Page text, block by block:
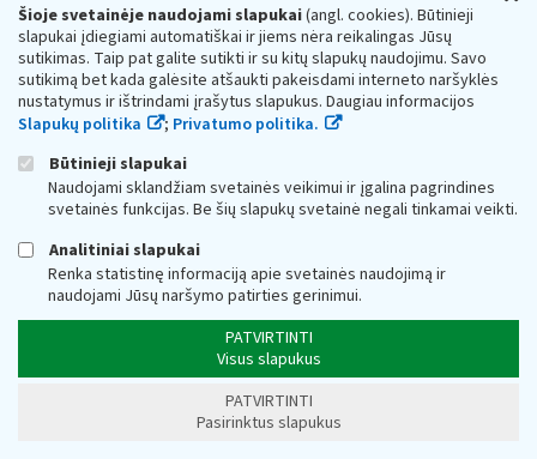
Šioje svetainėje naudojami slapukai(angl. cookies). Būtinieji
slapukai įdiegiami automatiškai ir jiems nėra reikalingas Jūsų
sutikimas. Taip pat galite sutikti ir su kitų slapukų naudojimu. Savo
sutikimą bet kada galėsite atšaukti pakeisdami interneto naršyklės
nustatymus ir ištrindami įrašytus slapukus. Daugiau informacijos
Slapukų politika
; Privatumo politika.
Būtinieji slapukai
Naudojami sklandžiam svetainės veikimui ir įgalina pagrindines
svetainės funkcijas. Be šių slapukų svetainė negali tinkamai veikti.
Analitiniai slapukai
Renka statistinę informaciją apie svetainės naudojimą ir
naudojami Jūsų naršymo patirties gerinimui.
PATVIRTINTI
Visus slapukus
PATVIRTINTI
Pasirinktus slapukus
Respublikos finansų ministerijos
Biudžetinė įstaiga. Juridinio asmens kodas — 188659752,
adresas: Vasario 16-osios g. 14, 01107 Vilnius, Lietuva, el.paštas:
vmi@vmi.lt, E. pristatymo dėžutės adresas 188659752
Duomenys apie Valstybinę mokesčių inspekciją prie Lietuvos
Respublikos finansų ministerijos kaupiami ir saugomi Juridinių